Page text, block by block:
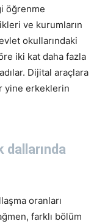
öğrenme
ve kurumların
okullarındaki
iki kat daha fazla
Dijital araçlara
yine erkeklerin
dallarında
oranları
farklı bölüm